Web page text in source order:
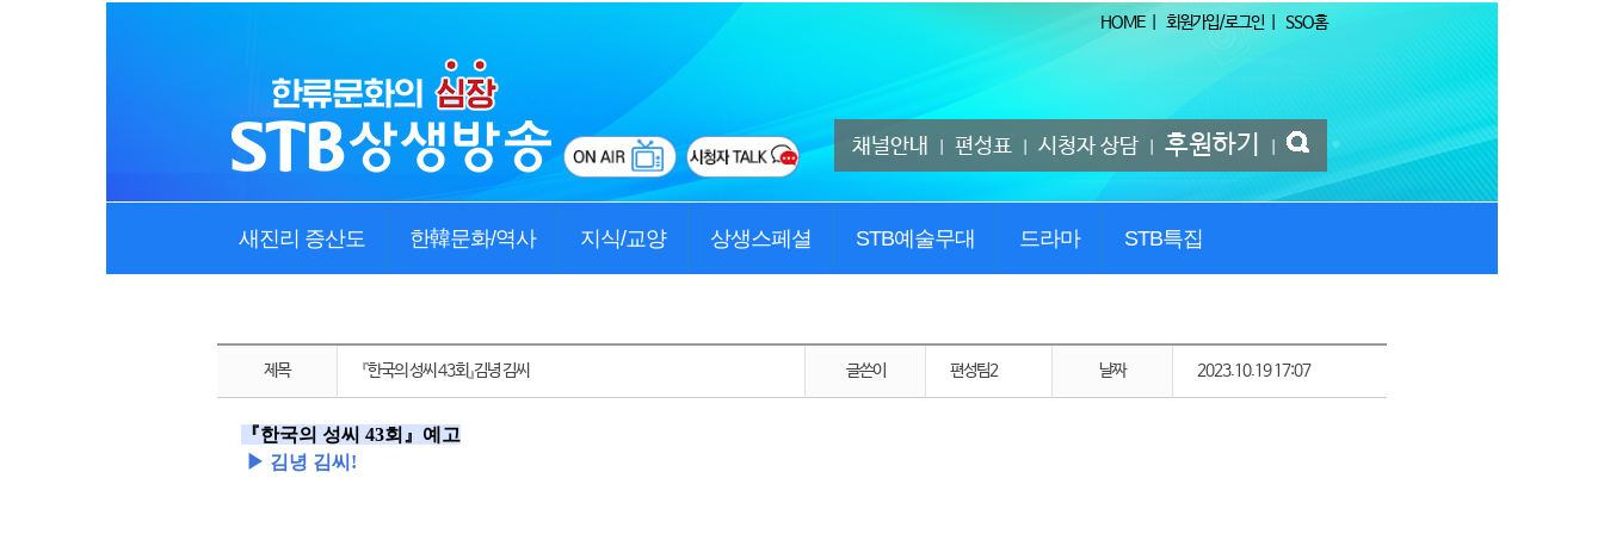
HOME| 회원가입/로그인 SSO홈
채널안내 편성표 시청자 상담 후원하기
새진리 증산도 한韓문화/역사 지식/교양 상생스페셜 STB예술무대 드라마 STB특집
제목 『한국의 성씨 43회』김녕 김씨 글쓴이 편성팀2 날짜 2023.10.19 17:07
『한국의 성씨 43회 』예고
▶ 김녕 김씨 !